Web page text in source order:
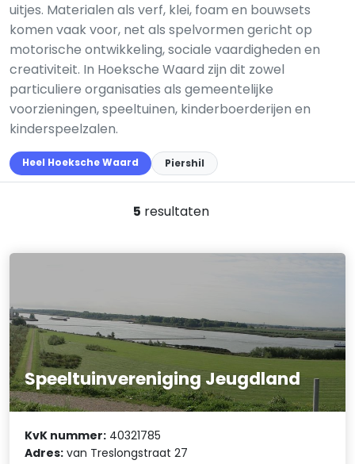
uitjes. Materialen als verf, klei, foam en bouwsets
komen vaak voor, net als spelvormen gericht op
motorische ontwikkeling, sociale vaardigheden en
creativiteit. In Hoeksche Waard zijn dit zowel
particuliere organisaties als gemeentelijke
voorzieningen, speeltuinen, kinderboerderijen en
kinderspeelzalen.
Heel Hoeksche Waard Piershil
5 resultaten
Speeltuinvereniging Jeugdland
KvK nummer: 40321785
Adres: van Treslongstraat 27